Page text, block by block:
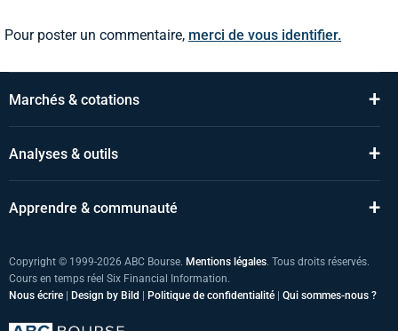
Pour poster un commentaire, merci de vous identifier.
Marchés & cotations +
Analyses & outils +
Apprendre & communauté +
Copyright © 1999-2026 ABC Bourse. Mentions légales. Tous droits réservés.
Cours en temps réel Six Financial Information.
Nous écrire
Design by Bild Politique de confidentialité Qui sommes-nous ?